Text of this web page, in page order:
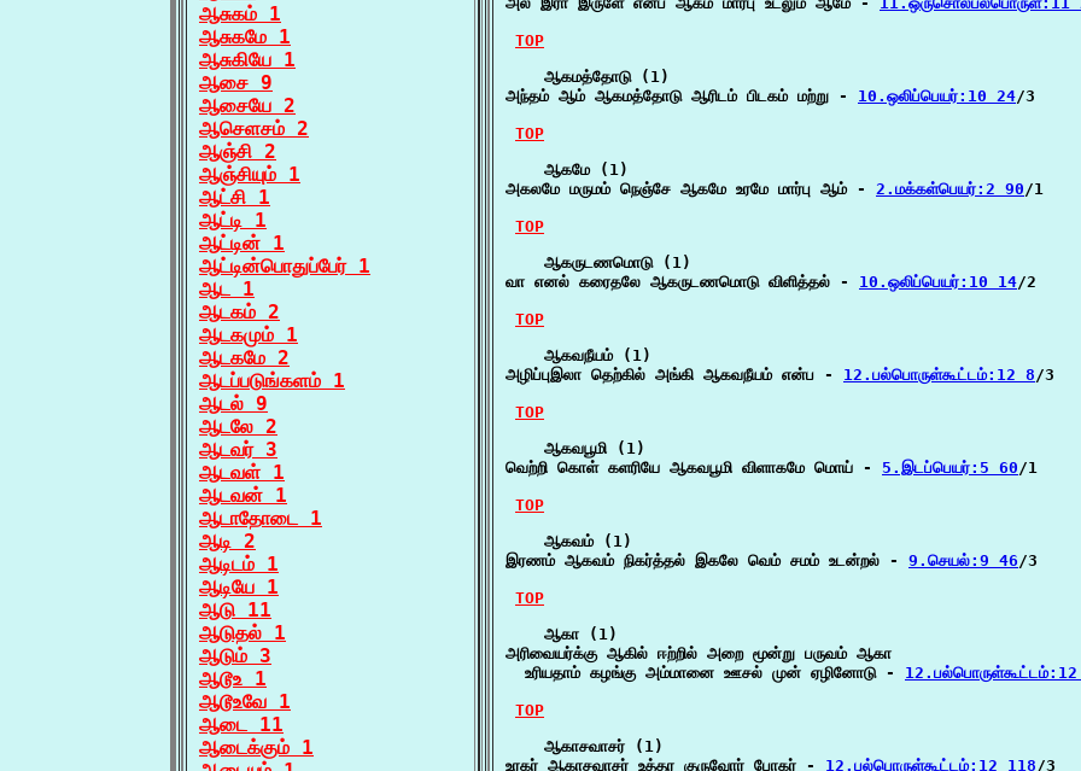
ஆசுகம் 1
ஆசுகமே 1
ஆசுகியே 1
ஆசை 9
ஆசையே 2
ஆசெளசம் 2
ஆஞ்சி 2
ஆஞ்சியும் 1
ஆட்சி 1
ஆட்டி 1
ஆட்டின் 1
ஆட்டின்பொதுப்பேர் 1
ஆட 1
ஆடகம் 2
ஆடகமும் 1
ஆடகமே 2
ஆடப்படுங்களம் 1
ஆடல் 9
ஆடலே 2
ஆடவர் 3
ஆடவள் 1
ஆடவன் 1
ஆடாதோடை 1
ஆடி 2
ஆடிடம் 1
ஆடியே 1
ஆடு 11
ஆடுதல் 1
ஆடும் 3
ஆடூஉ 1
ஆடூஉவே 1
ஆடை 11
ஆடைக்கும் 1
TOP
    ஆகமத்தோடு (1)
அந்தம் ஆம் ஆகமத்தோடு ஆரிடம் பிடகம் மற்று - 10.ஒலிப்பெயர்:10 24/3
TOP
    ஆகமே (1)
அகலமே மருமம் நெஞ்சே ஆகமே உரமே மார்பு ஆம் - 2.மக்கள்பெயர்:2 90/1
TOP
    ஆகருடணமொடு (1)
வா எனல் கரைதலே ஆகருடணமொடு விளித்தல் - 10.ஒலிப்பெயர்:10 14/2
TOP
    ஆகவநீயம் (1)
அழிப்புஇலா தெற்கில் அங்கி ஆகவநீயம் என்ப - 12.பல்பொருள்கூட்டம்:12 8/3
TOP
    ஆகவபூமி (1)
வெற்றி கொள் களரியே ஆகவபூமி விளாகமே மொய் - 5.இடப்பெயர்:5 60/1
TOP
    ஆகவம் (1)
இரணம் ஆகவம் நிகர்த்தல் இகலே வெம் சமம் உடன்றல் - 9.செயல்:9 46/3
TOP
    ஆகா (1)
அரிவையர்க்கு ஆகில் ஈற்றில் அறை மூன்று பருவம் ஆகா
  உரியதாம் கழங்கு அம்மானை ஊசல் முன் ஏழினோடு -
TOP
    ஆகாசவாசர் (1)
உரகர் ஆகாசவாசர் உத்தர குருவோர் போகர் - 12.பல்பொருள்கூட்டம்:12 118/3